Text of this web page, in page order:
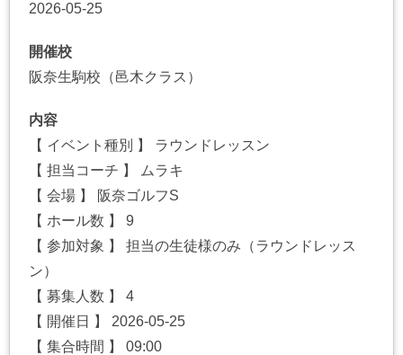
2026-05-25
開催校
阪奈生駒校（邑木クラス）
内容
【 イベント種別 】 ラウンドレッスン
【 担当コーチ 】 ムラキ
【 会場 】 阪奈ゴルフS
【 ホール数 】 9
【 参加対象 】 担当の生徒様のみ（ラウンドレッス
ン）
【 募集人数 】 4
【 開催日 】 2026-05-25
【 集合時間 】 09:00